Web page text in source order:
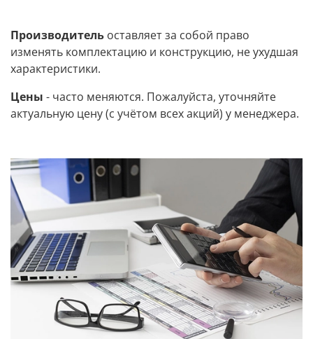
Производитель оставляет за собой право
изменять комплектацию и конструкцию, не ухудшая
характеристики.
Цены - часто меняются. Пожалуйста, уточняйте
актуальную цену (с учётом всех акций) у менеджера.